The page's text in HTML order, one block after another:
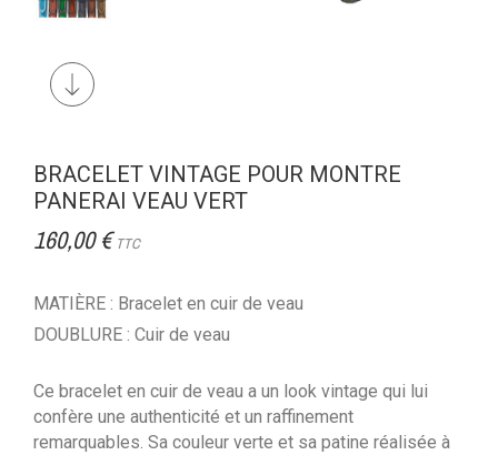
BRACELET VINTAGE POUR MONTRE
PANERAI VEAU VERT
160,00 € TTC
MATIÈRE : Bracelet en cuir de veau
DOUBLURE : Cuir de veau
Ce bracelet en cuir de veau a un look vintage qui lui
confère une authenticité et un raffinement
remarquables. Sa couleur verte et sa patine réalisée à